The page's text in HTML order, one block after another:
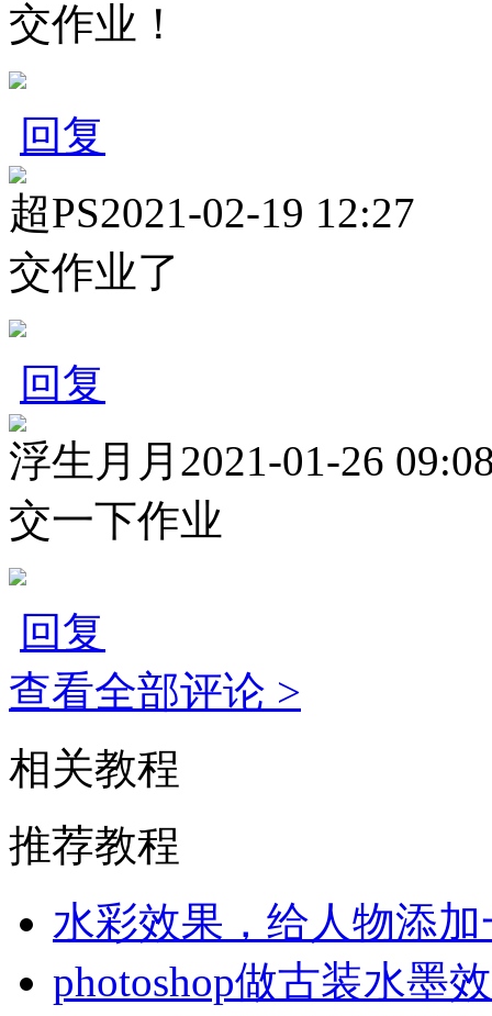
交作业！
回复
超PS2021-02-19 12:27
交作业了
回复
浮生月月 2021-01-26
交一下作业
回复
查看全部评论 >
相关教程
推荐教程
水彩效果，给人物添
photoshop做古装水墨